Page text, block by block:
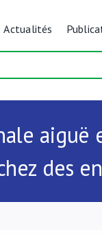
Actualités
aiguë
des